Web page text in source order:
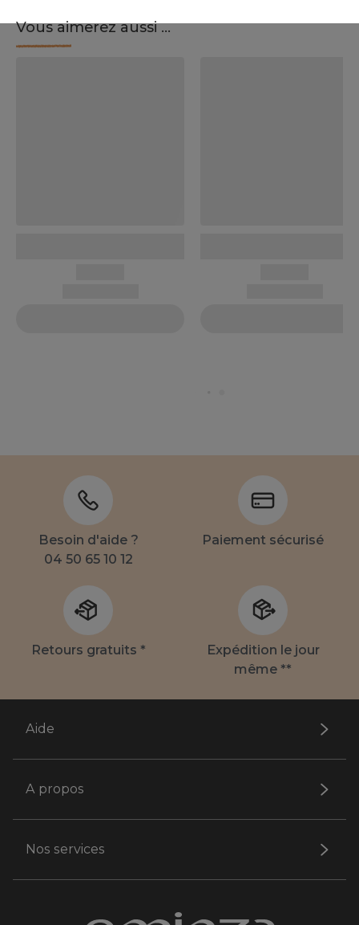
Vous aimerez aussi ...
Besoin d'aide ?
04 50 65 10 12
Paiement sécurisé
Retours gratuits *
Expédition le jour
même **
Aide
A propos
Nos services